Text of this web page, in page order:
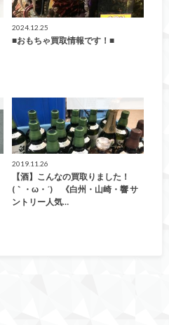
2024.12.25
■おもちゃ買取情報です！■
2019.11.26
【酒】こんなの買取りました！
(｀・ω・´)ゞ《白州・山崎・響 サ
ントリー人気…